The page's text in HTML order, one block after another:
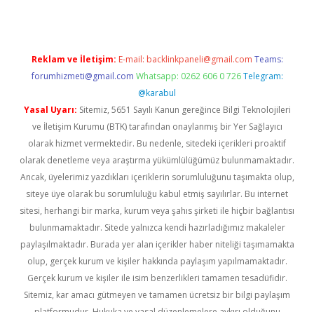
Reklam ve İletişim: E-mail: backlinkpaneli@gmail.com Teams:
forumhizmeti@gmail.com Whatsapp: 0262 606 0 726 Telegram:
@karabul
Yasal Uyarı: Sitemiz, 5651 Sayılı Kanun gereğince Bilgi Teknolojileri
ve İletişim Kurumu (BTK) tarafından onaylanmış bir Yer Sağlayıcı
olarak hizmet vermektedir. Bu nedenle, sitedeki içerikleri proaktif
olarak denetleme veya araştırma yükümlülüğümüz bulunmamaktadır.
Ancak, üyelerimiz yazdıkları içeriklerin sorumluluğunu taşımakta olup,
siteye üye olarak bu sorumluluğu kabul etmiş sayılırlar. Bu internet
sitesi, herhangi bir marka, kurum veya şahıs şirketi ile hiçbir bağlantısı
bulunmamaktadır. Sitede yalnızca kendi hazırladığımız makaleler
paylaşılmaktadır. Burada yer alan içerikler haber niteliği taşımamakta
olup, gerçek kurum ve kişiler hakkında paylaşım yapılmamaktadır.
Gerçek kurum ve kişiler ile isim benzerlikleri tamamen tesadüfidir.
Sitemiz, kar amacı gütmeyen ve tamamen ücretsiz bir bilgi paylaşım